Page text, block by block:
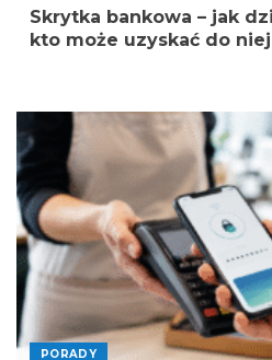
Skrytka bankowa – jak
kto może uzyskać do
PORADY